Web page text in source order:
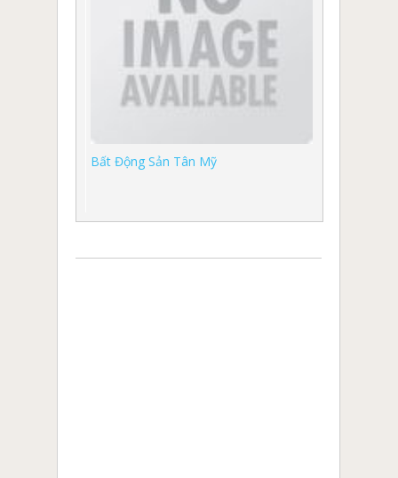
Bất Động Sản Tân Mỹ